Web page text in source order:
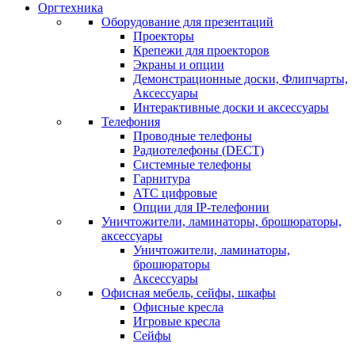
Оргтехника
Оборудование для презентаций
Проекторы
Крепежи для проекторов
Экраны и опции
Демонстрационные доски, Флипчарты,
Аксессуары
Интерактивные доски и аксессуары
Телефония
Проводные телефоны
Радиотелефоны (DECT)
Системные телефоны
Гарнитура
АТС цифровые
Опции для IP-телефонии
Уничтожители, ламинаторы, брошюраторы,
аксессуары
Уничтожители, ламинаторы,
брошюраторы
Аксессуары
Офисная мебель, сейфы, шкафы
Офисные кресла
Игровые кресла
Сейфы